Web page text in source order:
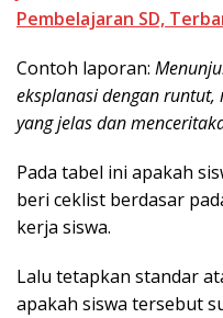
Pembelajaran SD,
Contoh laporan:
eksplanasi dengan
yang jelas dan
Pada tabel ini apakah
beri ceklist berdasar
kerja siswa.
Lalu tetapkan standar
apakah siswa tersebut